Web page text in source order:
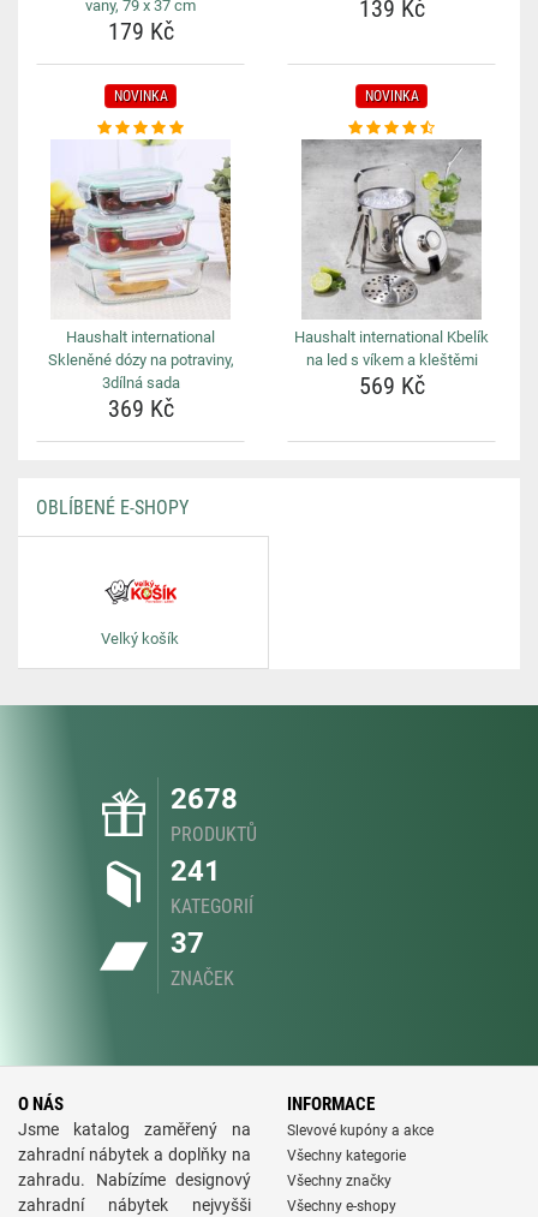
vany, 79 x 37 cm
179 Kč
139 Kč
NOVINKA
Haushalt international
Skleněné dózy na potraviny,
3dílná sada
369 Kč
NOVINKA
Haushalt international Kbelík
na led s víkem a kleštěmi
569 Kč
OBLÍBENÉ E-SHOPY
Velký košík
2678
PRODUKTŮ
241
KATEGORIÍ
37
ZNAČEK
O NÁS
Jsme katalog zaměřený na
zahradní nábytek a doplňky na
zahradu. Nabízíme designový
zahradní nábytek nejvyšši
INFORMACE
Slevové kupóny a akce
Všechny kategorie
Všechny značky
Všechny e-shopy